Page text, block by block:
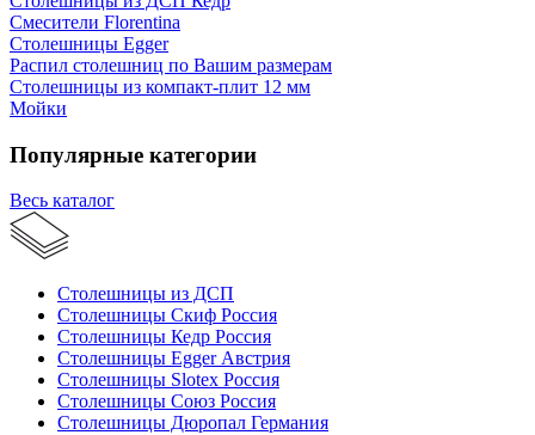
Cмесители Florentina
Столешницы Egger
Распил столешниц по Вашим размерам
Столешницы из компакт-плит 12 мм
Мойки
Популярные категории
Весь каталог
Столешницы из ДСП
Столешницы Скиф Россия
Столешницы Кедр Россия
Столешницы Egger Австрия
Столешницы Slotex Россия
Столешницы Союз Россия
Столешницы Дюропал Германия